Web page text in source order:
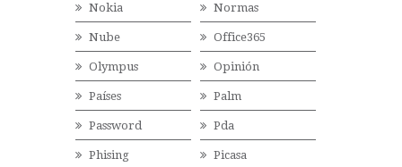
Nokia Normas
Nube Office365
Olympus Opinión
Países Palm
Password Pda
Phising Picasa